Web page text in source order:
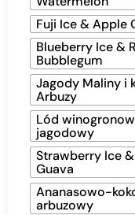
Fuji Ice & Apple
Blueberry Ice &
Bubblegum
Jagody Maliny i
Arbuzy
Lód
jagodowy
Strawberry Ice
Guava
Ananasowo-
arbuzowy